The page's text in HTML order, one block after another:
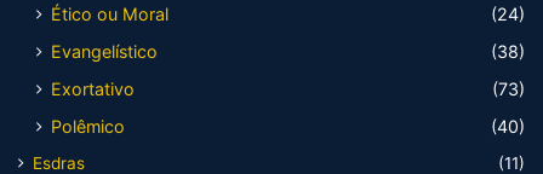
Ético ou Moral
(24)
Evangelístico
(38)
Exortativo
(73)
Polêmico
(40)
Esdras
(11)